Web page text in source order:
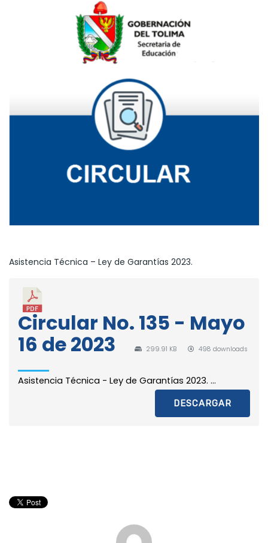
Asistencia Técnica – Ley de Garantías 2023.
Circular No. 135 - Mayo
16 de 2023
299.91 KB 498 downloads
Asistencia Técnica - Ley de Garantías 2023. ...
DESCARGAR